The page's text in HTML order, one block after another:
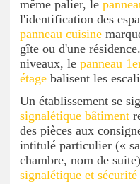
même palier, le
l'identification des
panneau cuisine
gîte ou d'une
niveaux, le panneau
étage balisent les
Un établissement se
signalétique bâtiment
des pièces aux
intitulé particulier («
chambre, nom de
signalétique et sécurité